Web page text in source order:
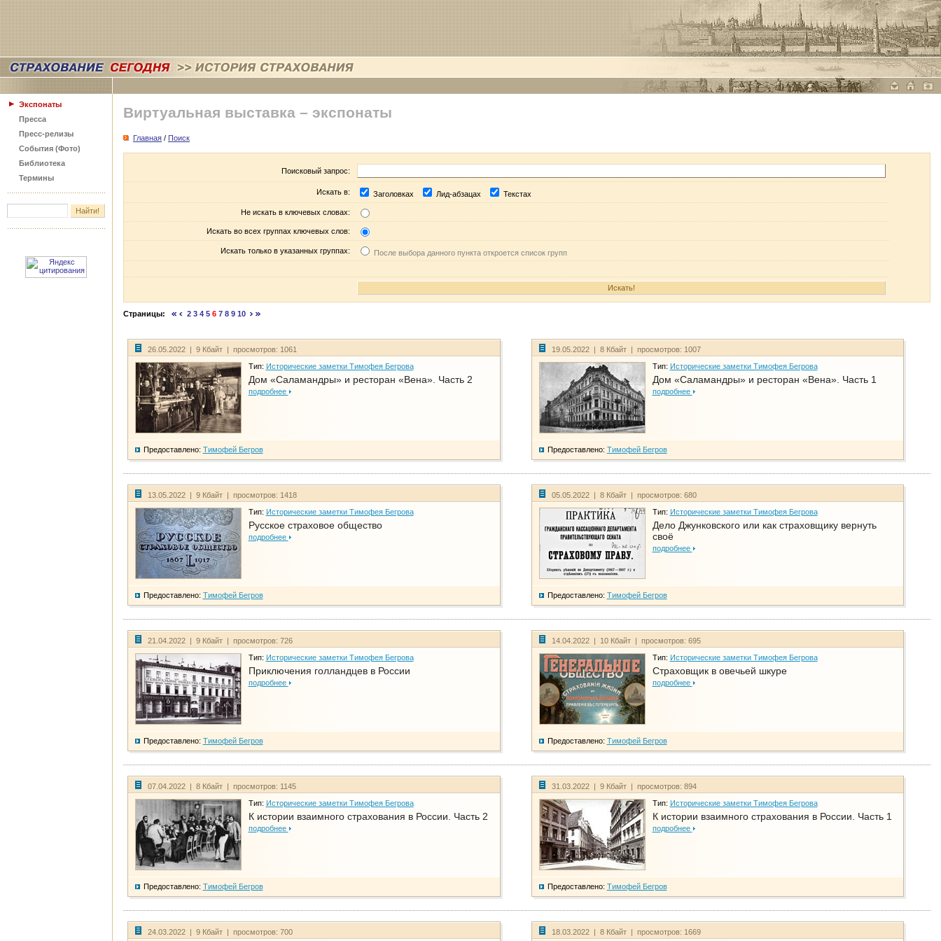
Экспонаты
Пресса
Пресс-релизы
События (Фото)
Библиотека
Термины
Виртуальная выставка – экспонаты
Главная / Поиск
Поисковый запрос:
Искать в: Заголовках Лид-абзацах Текстах
Не искать в ключевых словах:
Искать во всех группах ключевых слов:
Искать только в указанных группах: После выбора данного пункта откроется список групп
Страницы: 2 3 4 5 6 7 8 9 10
26.05.2022 | 9 Кбайт | просмотров: 1061
Тип: Исторические заметки Тимофея Бегрова
Дом «Саламандры» и ресторан «Вена». Часть 2
подробнее
Предоставлено: Тимофей Бегров
19.05.2022 | 8 Кбайт | просмотров: 1007
Тип: Исторические заметки Тимофея Бегрова
Дом «Саламандры» и ресторан «Вена». Часть 1
подробнее
Предоставлено: Тимофей Бегров
13.05.2022 | 9 Кбайт | просмотров: 1418
Тип: Исторические заметки Тимофея Бегрова
Русское страховое общество
подробнее
Предоставлено: Тимофей Бегров
05.05.2022 | 8 Кбайт | просмотров: 680
Тип: Исторические заметки Тимофея Бегрова
Дело Джунковского или как страховщику вернуть
своё
подробнее
Предоставлено: Тимофей Бегров
21.04.2022 | 9 Кбайт | просмотров: 726
Тип: Исторические заметки Тимофея Бегрова
Приключения голландцев в России
подробнее
Предоставлено: Тимофей Бегров
14.04.2022 | 10 Кбайт | просмотров: 695
Тип: Исторические заметки Тимофея Бегрова
Страховщик в овечьей шкуре
подробнее
Предоставлено: Тимофей Бегров
07.04.2022 | 8 Кбайт | просмотров: 1145
Тип: Исторические заметки Тимофея Бегрова
К истории взаимного страхования в России. Часть 2
подробнее
Предоставлено: Тимофей Бегров
31.03.2022 | 9 Кбайт | просмотров: 894
Тип: Исторические заметки Тимофея Бегрова
К истории взаимного страхования в России. Часть 1
подробнее
Предоставлено: Тимофей Бегров
24.03.2022 | 9 Кбайт | просмотров: 700 18.03.2022 | 8 Кбайт | просмотров: 1669